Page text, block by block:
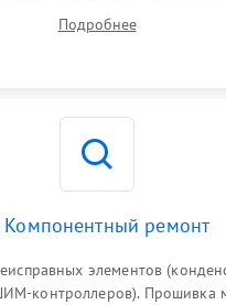
и тестирование сигналов на
Подробнее
Компонентный ремонт
элементов
контроллеров). Прошивка